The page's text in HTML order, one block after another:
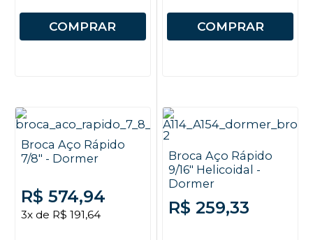
COMPRAR COMPRAR
Broca Aço Rápido
7/8" - Dormer
R$ 574,94
3x de R$ 191,64
Broca Aço Rápido
9/16" Helicoidal -
Dormer
R$ 259,33